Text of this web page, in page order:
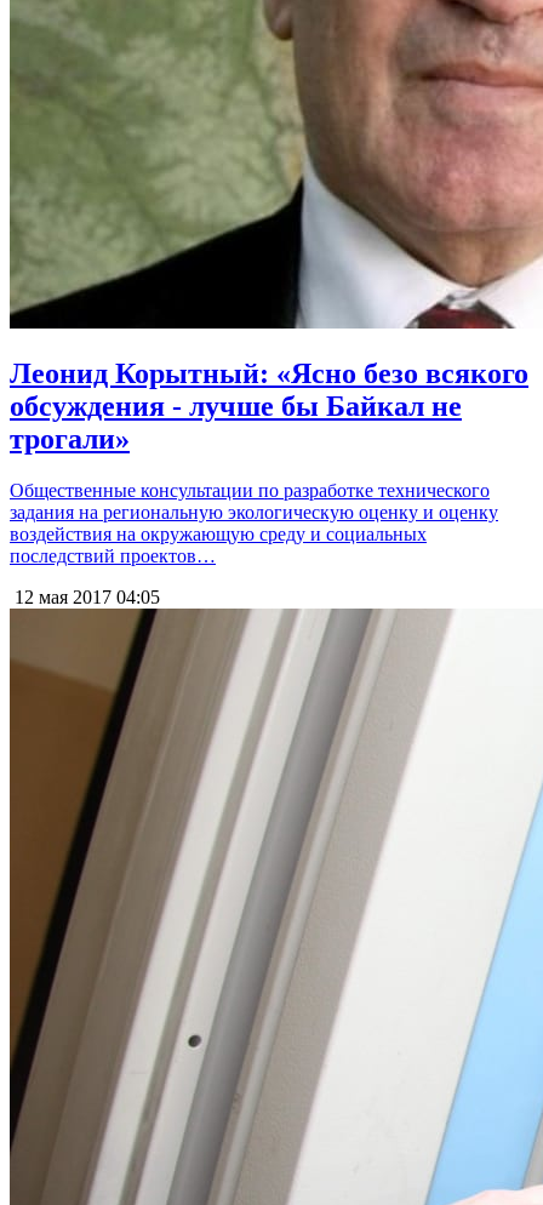
Леонид Корытный: «Ясно безо всякого
обсуждения - лучше бы Байкал не
трогали»
Общественные консультации по разработке технического
задания на региональную экологическую оценку и оценку
воздействия на окружающую среду и социальных
последствий проектов…
12 мая 2017 04:05